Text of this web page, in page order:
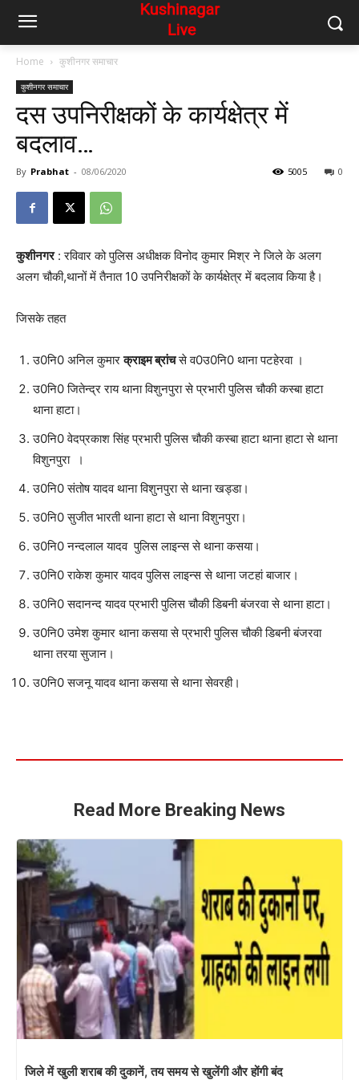
Home कुशीनगर समाचार
कुशीनगर समाचार
दस उपनिरीक्षकों के कार्यक्षेत्र में
बदलाव…
By Prabhat - 08/06/2020 0
5005
कुशीनगर: रविवार को पुलिस अधीक्षक विनोद कुमार मिश्र ने जिले के अलग
अलग चौकी,थानों में तैनात 10 उपनिरीक्षकों के कार्यक्षेत्र में बदलाव किया है।
जिसके तहत
उ0नि0 अनिल कुमारक्राइम ब्रांचसे व0उ0नि0 थाना पटहेरवा ।
उ0नि0 जितेन्द्र राय थाना विशुनपुरा से प्रभारी पुलिस चौकी कस्बा हाटा
थाना हाटा।
उ0नि0 वेदप्रकाश सिंह प्रभारी पुलिस चौकी कस्बा हाटा थाना हाटा से थाना
विशुनपुरा ।
उ0नि0 संतोष यादव थाना विशुनपुरा से थाना खड्डा।
उ0नि0 सुजीत भारती थाना हाटा से थाना विशुनपुरा।
उ0नि0 नन्दलाल यादव पुलिस लाइन्स से थाना कसया।
उ0नि0 राकेश कुमार यादव पुलिस लाइन्स से थाना जटहां बाजार।
उ0नि0 सदानन्द यादव प्रभारी पुलिस चौकी डिबनी बंजरवा से थाना हाटा।
उ0नि0 उमेश कुमार थाना कसया से प्रभारी पुलिस चौकी डिबनी बंजरवा
थाना तरया सुजान।
उ0नि0 सजनू यादव थाना कसया से थाना सेवरही।
Read More Breaking News
जिले में खुली शराब की दुकानें, तय समय से खुलेंगी और होंगी बंद